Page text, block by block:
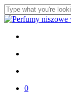
Skip
to
content
Close
0